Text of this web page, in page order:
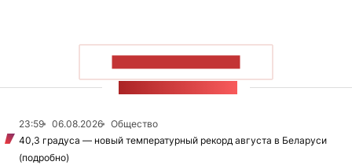
23:59 06.08.2026
Общество
40,3 градуса — новый температурный рекорд августа в Беларуси
(подробно)